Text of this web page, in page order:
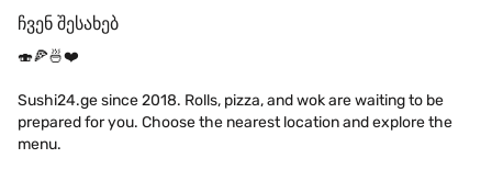
ჩვენ შესახებ
🍣🍕🍜❤️
Sushi24.ge since 2018. Rolls, pizza, and wok are waiting to be
prepared for you. Choose the nearest location and explore the
menu.